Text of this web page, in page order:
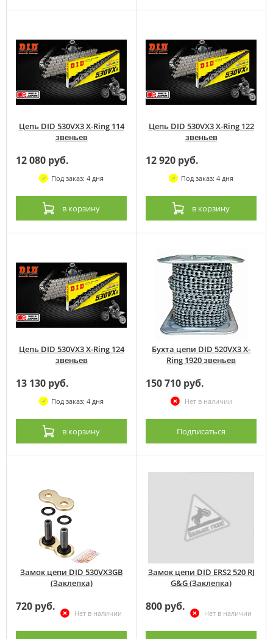
Цепь DID 530VX3 X-Ring 114
звеньев
12 080 руб.
Под заказ: 4 дня
в корзину
Цепь DID 530VX3 X-Ring 122
звеньев
12 920 руб.
Под заказ: 4 дня
в корзину
Цепь DID 530VX3 X-Ring 124
звеньев
13 130 руб.
Под заказ: 4 дня
в корзину
Бухта цепи DID 520VX3 X-
Ring 1920 звеньев
150 710 руб.
Нет в наличии
Подписаться
Замок цепи DID 530VX3GB
(Заклепка)
720 руб.
Нет в наличии
Замок цепи DID ERS2 520 RJ
G&G (Заклепка)
800 руб.
Нет в наличии